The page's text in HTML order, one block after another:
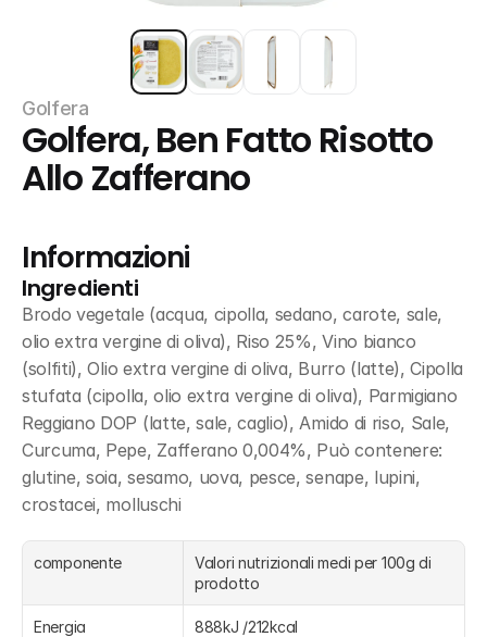
Golfera
Golfera, Ben Fatto Risotto
Allo Zafferano
Informazioni
Ingredienti
Brodo vegetale (acqua, cipolla, sedano, carote, sale,
olio extra vergine di oliva), Riso 25%, Vino bianco
(solfiti), Olio extra vergine di oliva, Burro (latte), Cipolla
stufata (cipolla, olio extra vergine di oliva), Parmigiano
Reggiano DOP (latte, sale, caglio), Amido di riso, Sale,
Curcuma, Pepe, Zafferano 0,004%, Può contenere:
glutine, soia, sesamo, uova, pesce, senape, lupini,
crostacei, molluschi
componente
Valori nutrizionali medi per 100g di
prodotto
Energia 888kJ /212kcal